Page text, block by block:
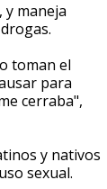
y maneja
toman el
para
cerraba",
y nativos
sexual.